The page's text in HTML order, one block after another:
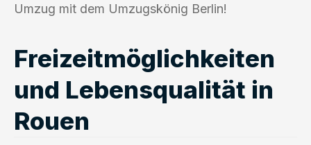
Umzug mit dem Umzugskönig Berlin!
Freizeitmöglichkeiten
und Lebensqualität in
Rouen